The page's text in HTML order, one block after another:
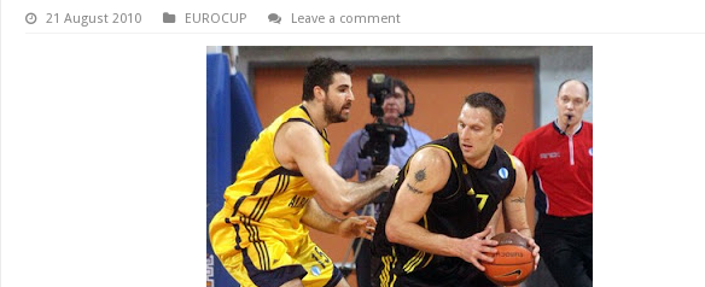
21 August 2010 EUROCUP Leave a comment